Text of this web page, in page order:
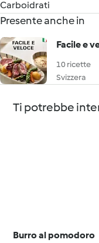
Carboidrati
Presente anche in
Facile e
10 ricette
Svizzera
Ti potrebbe
Burro al pomodoro